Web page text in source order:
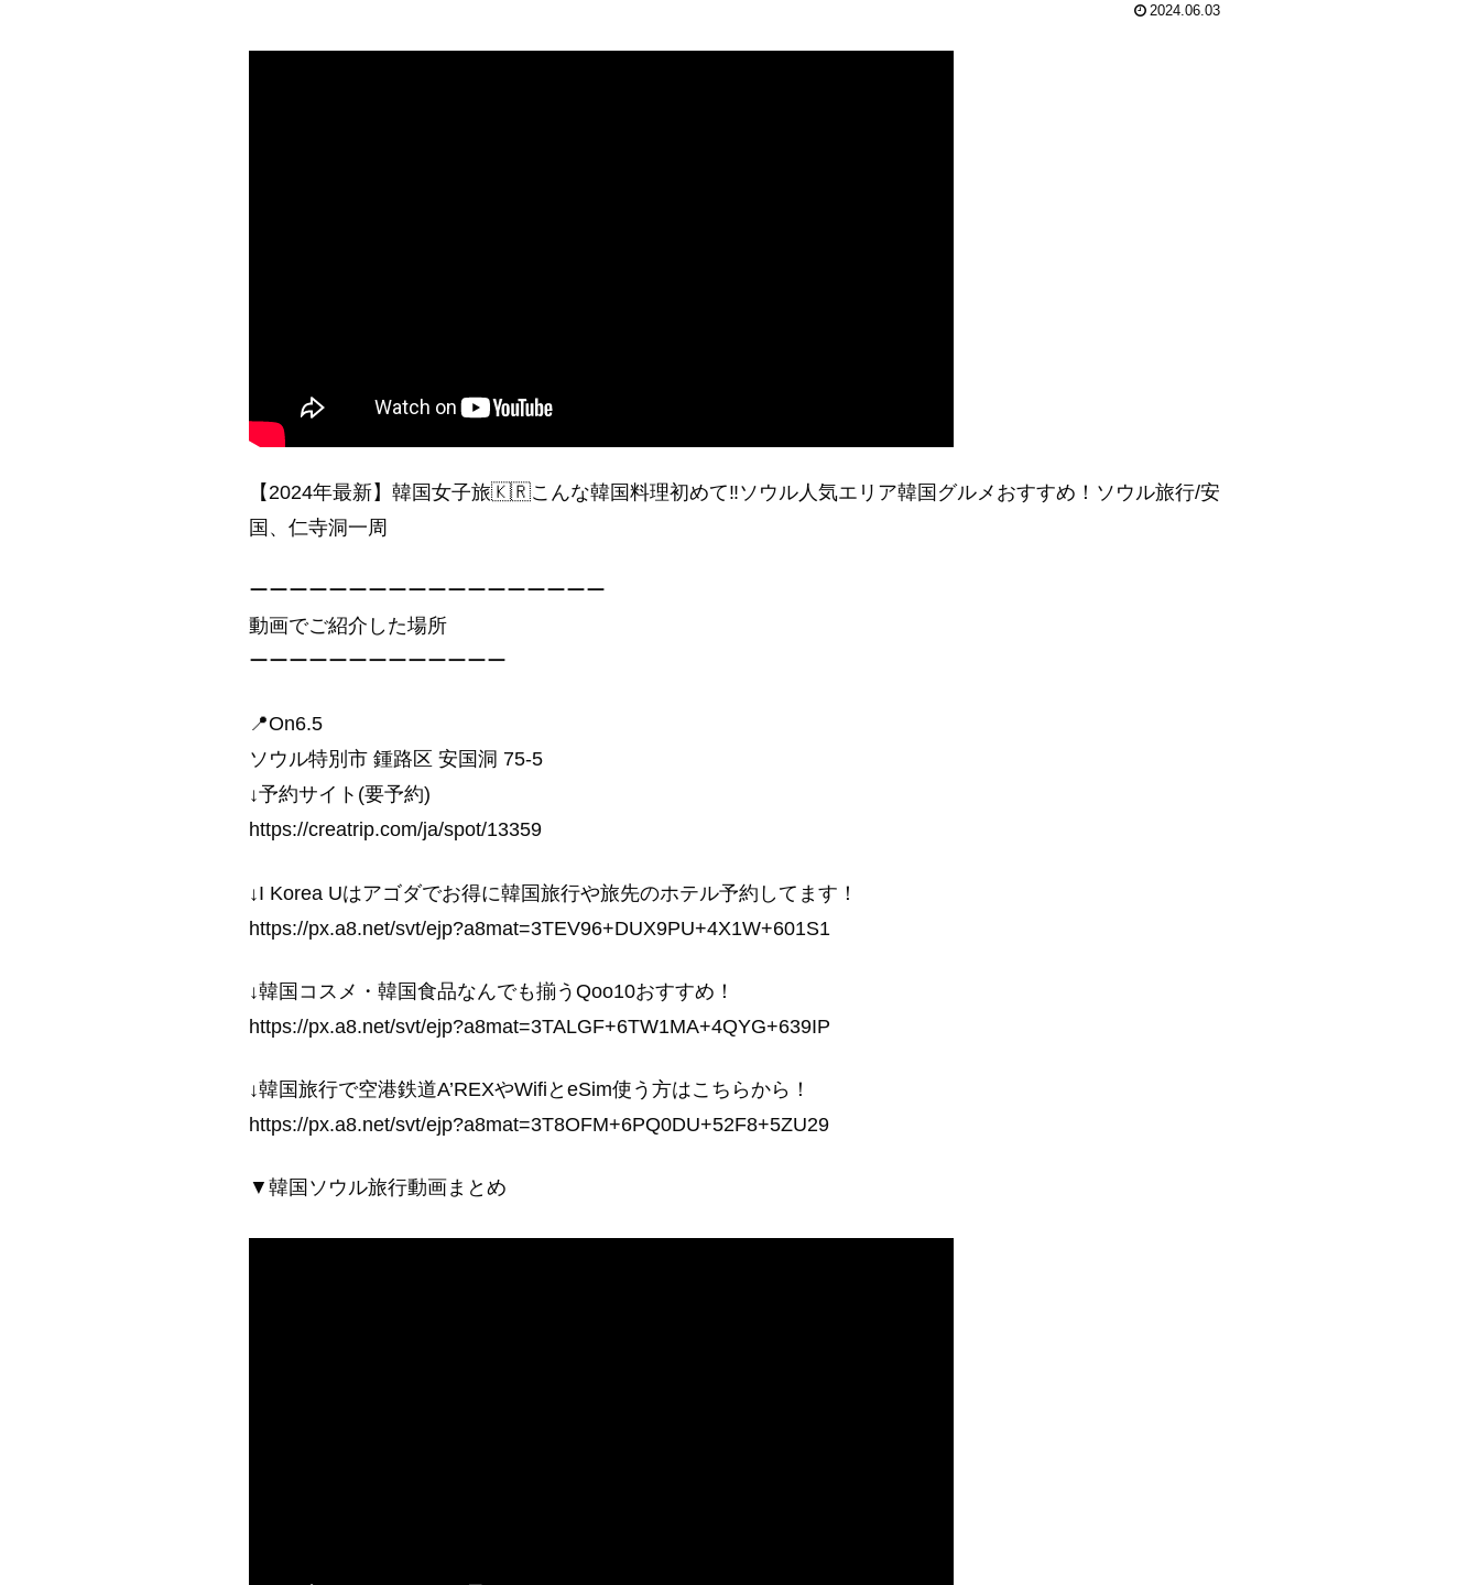
2024.06.03
【2024年最新】韓国女子旅🇰🇷こんな韓国料理初めて‼️ソウル人気エリア韓国グルメおすすめ！ソウル旅行/安
国、仁寺洞一周
ーーーーーーーーーーーーーーーーーー
動画でご紹介した場所
ーーーーーーーーーーーーー
📍On6.5
ソウル特別市 鍾路区 安国洞 75-5
↓予約サイト(要予約)
https://creatrip.com/ja/spot/13359
↓I Korea Uはアゴダでお得に韓国旅行や旅先のホテル予約してます！
https://px.a8.net/svt/ejp?a8mat=3TEV96+DUX9PU+4X1W+601S1
↓韓国コスメ・韓国食品なんでも揃うQoo10おすすめ！
https://px.a8.net/svt/ejp?a8mat=3TALGF+6TW1MA+4QYG+639IP
↓韓国旅行で空港鉄道A’REXやWifiとeSim使う方はこちらから！
https://px.a8.net/svt/ejp?a8mat=3T8OFM+6PQ0DU+52F8+5ZU29
▼韓国ソウル旅行動画まとめ